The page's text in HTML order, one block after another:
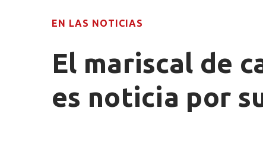
EN LAS NOTICIAS
El mariscal de
es noticia por